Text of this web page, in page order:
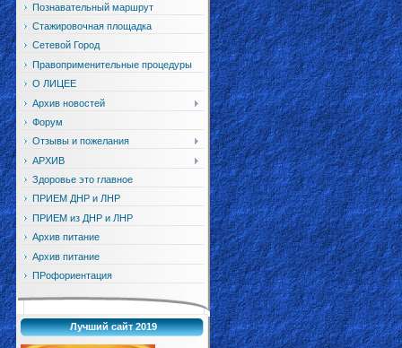
Познавательный маршрут
Стажировочная площадка
Сетевой Город
Правоприменительные процедуры
О ЛИЦЕЕ
Архив новостей
Форум
Отзывы и пожелания
АРХИВ
Здоровье это главное
ПРИЕМ ДНР и ЛНР
ПРИЕМ из ДНР и ЛНР
Архив питание
Архив питание
ПРофориентация
Лучший сайт 2019